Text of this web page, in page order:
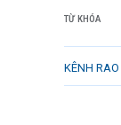
TỪ KHÓA
KÊNH RAO